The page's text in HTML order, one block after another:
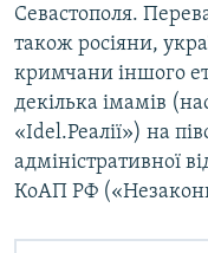
Севастополя.
також росіяни,
кримчани іншого
декілька імамів
«Idel.Реалії») на
адміністративної
КоАП РФ